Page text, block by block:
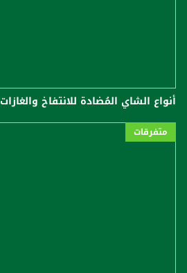
أنواع الشاي المُضادة للانتفاخ والغازات
متفرقات